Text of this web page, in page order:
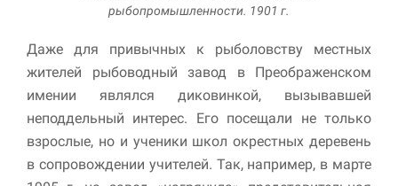
рыбопромышленности. 1901 г.
Даже для привычных к рыболовству местных
жителей рыбоводный завод в Преображенском
имении являлся диковинкой, вызывавшей
неподдельный интерес. Его посещали не только
взрослые, но и ученики школ окрестных деревень
в сопровождении учителей. Так, например, в марте